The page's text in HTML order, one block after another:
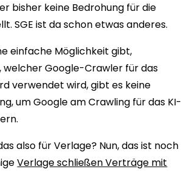
bisher keine Bedrohung für die
SGE ist da schon etwas anderes.
einfache Möglichkeit gibt,
welcher Google-Crawler für das
verwendet wird, gibt es keine
um Google am Crawling für das KI-
also für Verlage? Nun, das ist noch
Verlage schließen Verträge mit